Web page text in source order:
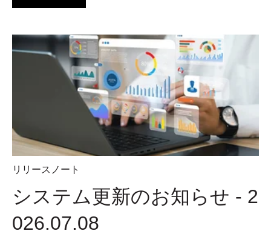
リリースノート
システム更新のお知らせ - 2
026.07.08